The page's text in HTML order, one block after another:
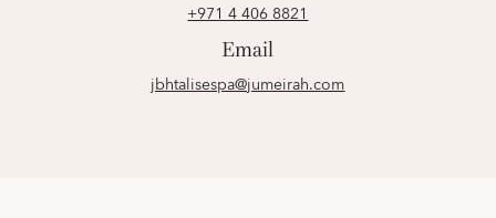
+971 4 406 8821
Email
jbhtalisespa@jumeirah.com